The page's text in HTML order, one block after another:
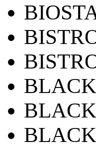
BLACK